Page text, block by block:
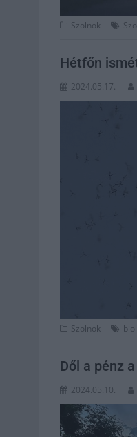
Szolnok
Hétfőn
2024.05.17.
Szolnok
Dől a pénz
2024.05.10.